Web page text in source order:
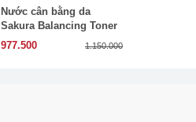
Nước cân bằng da
Sakura Balancing Toner
977.500
1.150.000